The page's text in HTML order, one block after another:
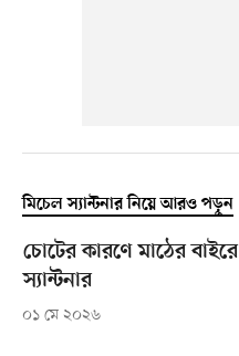
মিচেল স্যান্টনার নিয়ে আরও পড়ুন
চোটের কারণে মাঠের বাইরে
স্যান্টনার
০১ মে ২০২৬